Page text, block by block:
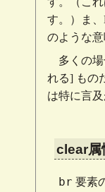
す。）ま
のような
多くの
れる] もの
は特に言
clear属
br 要素